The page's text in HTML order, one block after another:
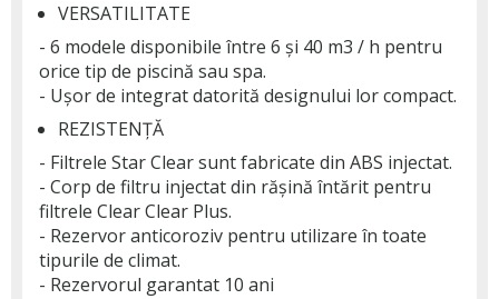
VERSATILITATE
- 6 modele disponibile între 6 și 40 m3 / h pentru
orice tip de piscină sau spa.
- Ușor de integrat datorită designului lor compact.
REZISTENȚĂ
- Filtrele Star Clear sunt fabricate din ABS injectat.
- Corp de filtru injectat din rășină întărit pentru
filtrele Clear Clear Plus.
- Rezervor anticoroziv pentru utilizare în toate
tipurile de climat.
- Rezervorul garantat 10 ani